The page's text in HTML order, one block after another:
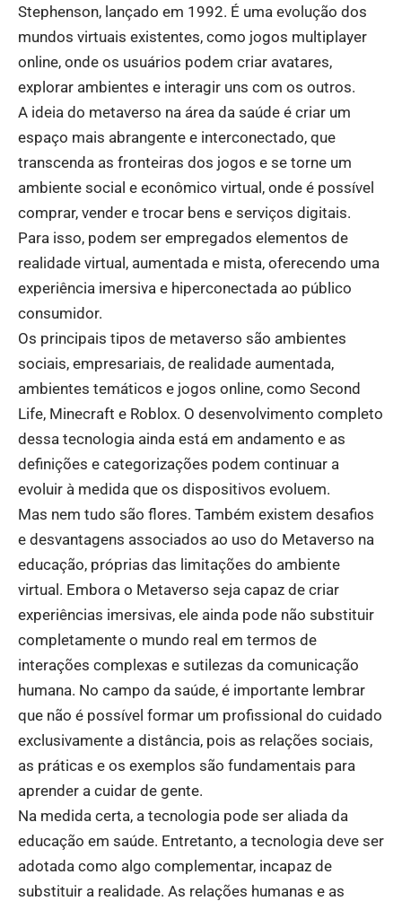
Stephenson, lançado em 1992. É uma evolução dos
mundos virtuais existentes, como jogos multiplayer
online, onde os usuários podem criar avatares,
explorar ambientes e interagir uns com os outros.
A ideia do metaverso na área da saúde é criar um
espaço mais abrangente e interconectado, que
transcenda as fronteiras dos jogos e se torne um
ambiente social e econômico virtual, onde é possível
comprar, vender e trocar bens e serviços digitais.
Para isso, podem ser empregados elementos de
realidade virtual, aumentada e mista, oferecendo uma
experiência imersiva e hiperconectada ao público
consumidor.
Os principais tipos de metaverso são ambientes
sociais, empresariais, de realidade aumentada,
ambientes temáticos e jogos online, como Second
Life, Minecraft e Roblox. O desenvolvimento completo
dessa tecnologia ainda está em andamento e as
definições e categorizações podem continuar a
evoluir à medida que os dispositivos evoluem.
Mas nem tudo são flores. Também existem desafios
e desvantagens associados ao uso do Metaverso na
educação, próprias das limitações do ambiente
virtual. Embora o Metaverso seja capaz de criar
experiências imersivas, ele ainda pode não substituir
completamente o mundo real em termos de
interações complexas e sutilezas da comunicação
humana. No campo da saúde, é importante lembrar
que não é possível formar um profissional do cuidado
exclusivamente a distância, pois as relações sociais,
as práticas e os exemplos são fundamentais para
aprender a cuidar de gente.
Na medida certa, a tecnologia pode ser aliada da
educação em saúde. Entretanto, a tecnologia deve ser
adotada como algo complementar, incapaz de
substituir a realidade. As relações humanas e as